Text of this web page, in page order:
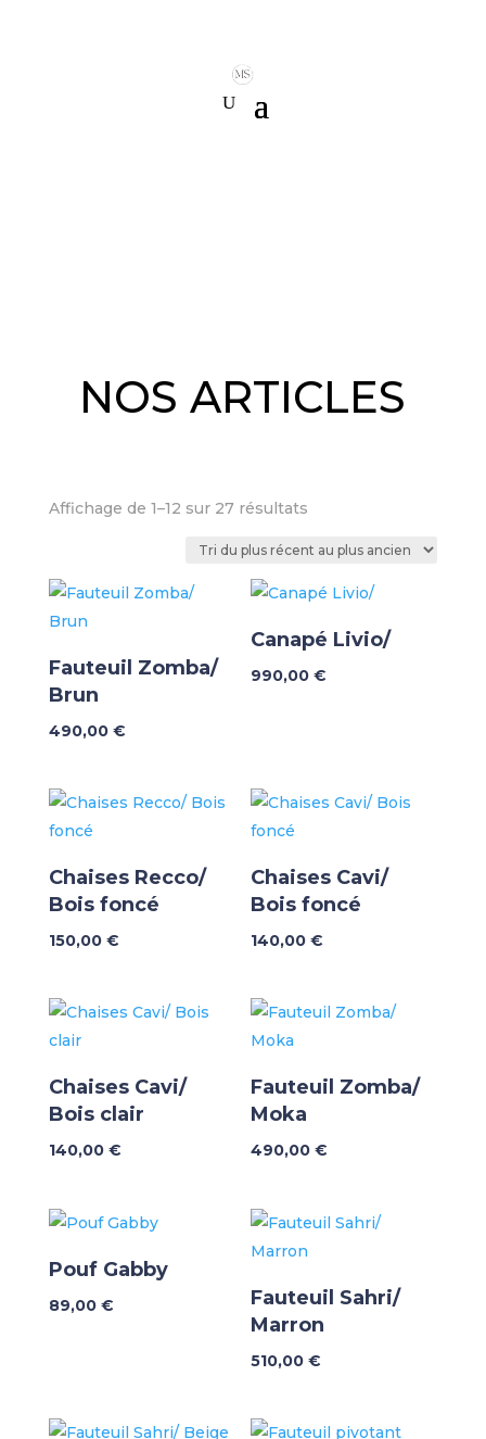
NOS ARTICLES
Affichage de 1–12 sur 27 résultatsTrié
plus
récent
au
plus
Fauteuil Zomba/
Brun
490,00 €
Canapé Livio/
990,00€
Chaises Recco/
Bois foncé
150,00 €
Chaises Cavi/
Bois foncé
140,00€
Chaises Cavi/
Bois clair
140,00 €
Fauteuil Zomba/
Moka
490,00€
Pouf Gabby
89,00 €
Fauteuil Sahri/
Marron
510,00€